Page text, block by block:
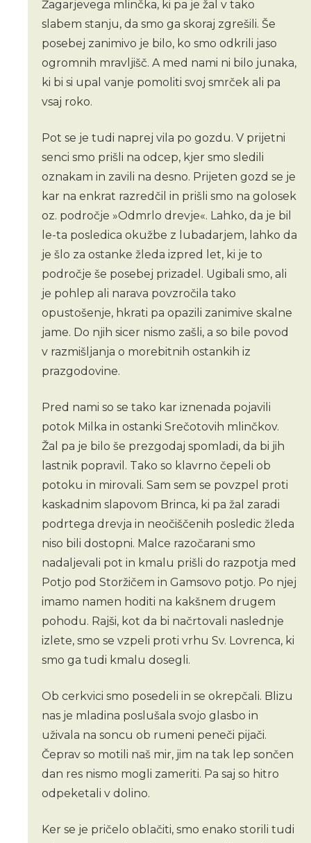
Žagarjevega mlinčka, ki pa je žal v tako
slabem stanju, da smo ga skoraj zgrešili. Še
posebej zanimivo je bilo, ko smo odkrili jaso
ogromnih mravljišč. A med nami ni bilo junaka,
ki bi si upal vanje pomoliti svoj smrček ali pa
vsaj roko.
Pot se je tudi naprej vila po gozdu. V prijetni
senci smo prišli na odcep, kjer smo sledili
oznakam in zavili na desno. Prijeten gozd se je
kar na enkrat razredčil in prišli smo na golosek
oz. področje »Odmrlo drevje«. Lahko, da je bil
le-ta posledica okužbe z lubadarjem, lahko da
je šlo za ostanke žleda izpred let, ki je to
področje še posebej prizadel. Ugibali smo, ali
je pohlep ali narava povzročila tako
opustošenje, hkrati pa opazili zanimive skalne
jame. Do njih sicer nismo zašli, a so bile povod
v razmišljanja o morebitnih ostankih iz
prazgodovine.
Pred nami so se tako kar iznenada pojavili
potok Milka in ostanki Srečotovih mlinčkov.
Žal pa je bilo še prezgodaj spomladi, da bi jih
lastnik popravil. Tako so klavrno čepeli ob
potoku in mirovali. Sam sem se povzpel proti
kaskadnim slapovom Brinca, ki pa žal zaradi
podrtega drevja in neočiščenih posledic žleda
niso bili dostopni. Malce razočarani smo
nadaljevali pot in kmalu prišli do razpotja med
Potjo pod Storžičem in Gamsovo potjo. Po njej
imamo namen hoditi na kakšnem drugem
pohodu. Rajši, kot da bi načrtovali naslednje
izlete, smo se vzpeli proti vrhu Sv. Lovrenca, ki
smo ga tudi kmalu dosegli.
Ob cerkvici smo posedeli in se okrepčali. Blizu
nas je mladina poslušala svojo glasbo in
uživala na soncu ob rumeni peneči pijači.
Čeprav so motili naš mir, jim na tak lep sončen
dan res nismo mogli zameriti. Pa saj so hitro
odpeketali v dolino.
Ker se je pričelo oblačiti, smo enako storili tudi